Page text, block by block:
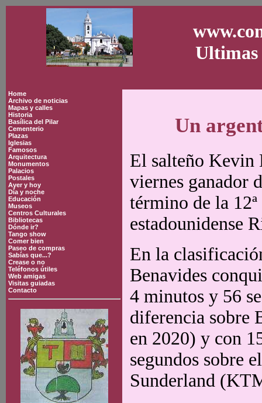
Ultimas
Home
Archivo de noticias
Mapas y calles
Historia
Basílica del Pilar
Cementerio
Plazas
Iglesias
Famosos
Arquitectura
Monumentos
Palacios
Postales
Ayer y hoy
Día y noche
Educación
Museos
Centros Culturales
Bibliotecas
Dónde ir?
Tango show
Comer bien
Paseo de compras
Sabías que...?
Crease o no
Teléfonos útiles
Web amigas
Visitas guiadas
Contacto
Un
El salteño Kevin
viernes ganador
término de la
estadounidense
En la
Benavides
4 minutos y 56
diferencia sobre
en 2020) y con
segundos sobre
Sunderland